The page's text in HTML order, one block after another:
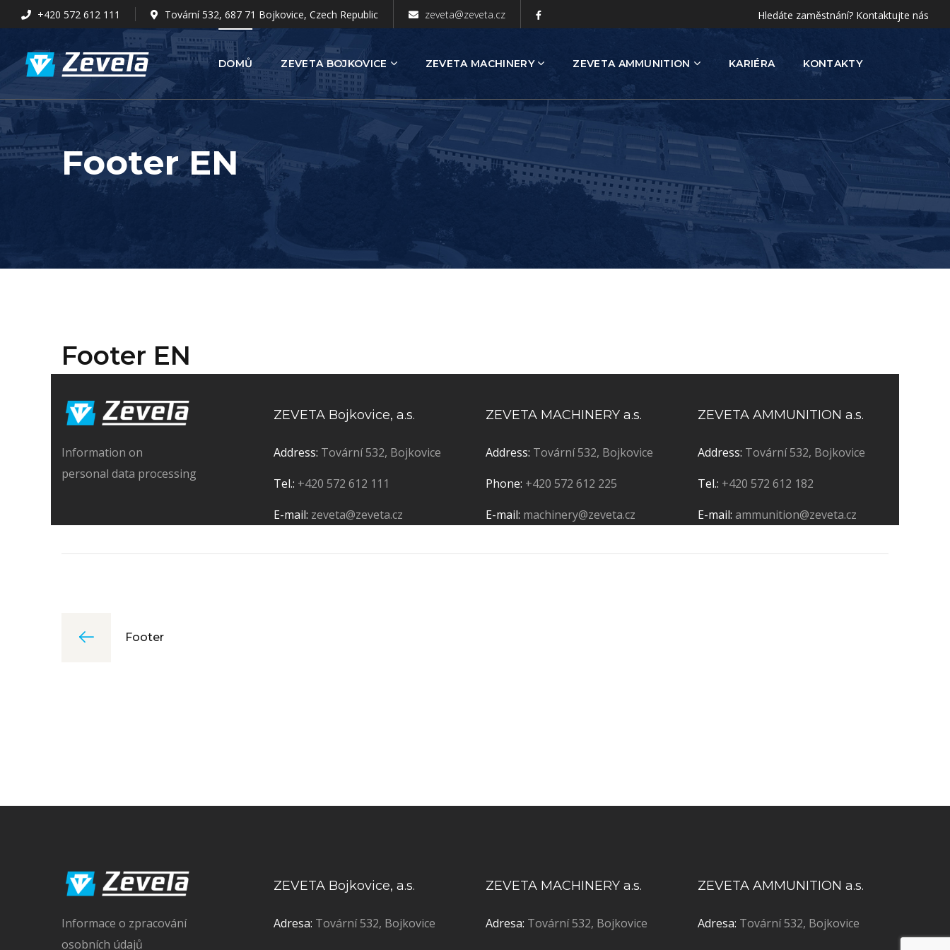
+420 572 612 111 Tovární 532, 687 71 Bojkovice, Czech Republic zeveta@zeveta.cz Hledáte zaměstnání? Kontaktujte nás
DOMŮ ZEVETA BOJKOVICE ZEVETA MACHINERY ZEVETA AMMUNITION KARIÉRA KONTAKTY
Footer EN
Footer EN
Information on
personal data processing
ZEVETA Bojkovice, a.s.
Address: Tovární 532, Bojkovice
Tel.: +420 572 612 111
E-mail: zeveta@zeveta.cz
ZEVETA MACHINERY a.s.
Address: Tovární 532, Bojkovice
Phone: +420 572 612 225
E-mail: machinery@zeveta.cz
ZEVETA AMMUNITION a.s.
Address: Tovární 532, Bojkovice
Tel.: +420 572 612 182
E-mail: ammunition@zeveta.cz
Footer
Informace o zpracování
osobních údajů
ZEVETA Bojkovice, a.s.
Adresa: Tovární 532, Bojkovice
ZEVETA MACHINERY a.s.
Adresa: Tovární 532, Bojkovice
ZEVETA AMMUNITION a.s.
Adresa: Tovární 532, Bojkovice